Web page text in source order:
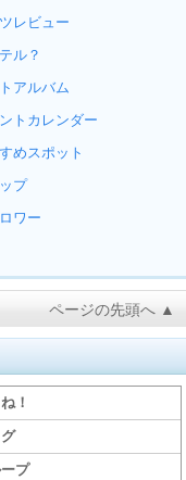
レビュー
ル？
アルバム
トカレンダー
めスポット
プ
ワー
ページの先頭へ ▲
！
プ